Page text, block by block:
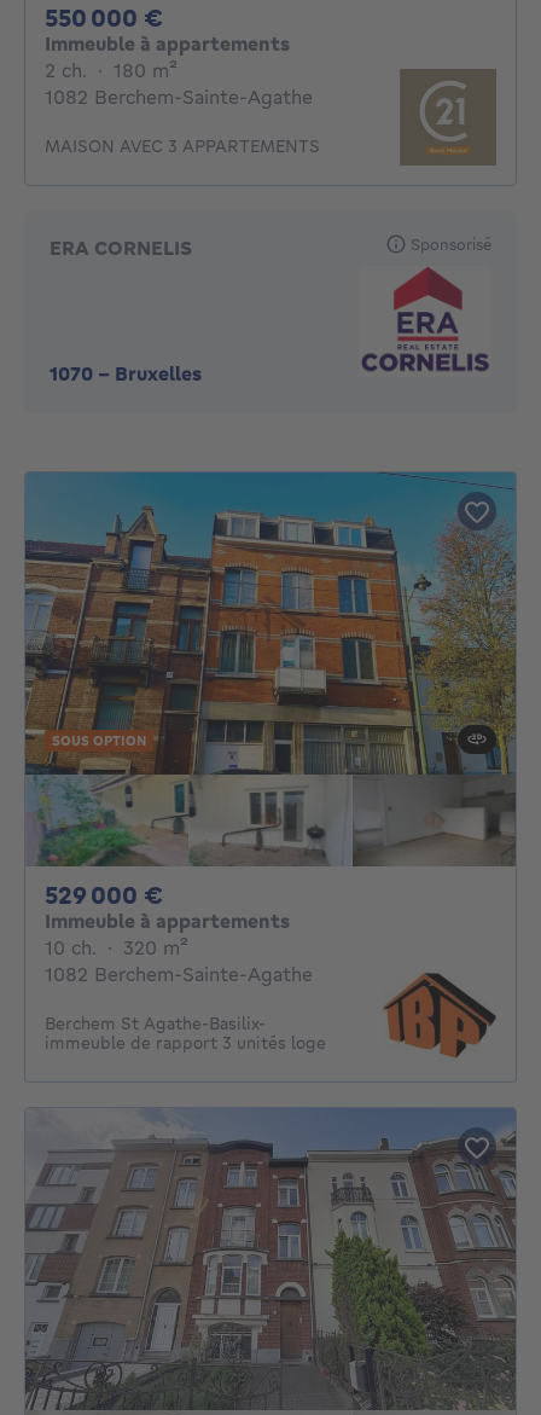
550 000 €
Immeuble à appartements
2 ch. 2 chambres
· 180 m²
1082 Berchem-Sainte-Agathe
MAISON AVEC 3 APPARTEMENTS
ERA CORNELIS
1070 - Bruxelles
Sponsorisé
SOUS OPTION
529 000 €
Immeuble à appartements
10 ch. 10 chambres
· 320 m²
1082 Berchem-Sainte-Agathe
Berchem St Agathe-Basilix-
immeuble de rapport 3 unités loge